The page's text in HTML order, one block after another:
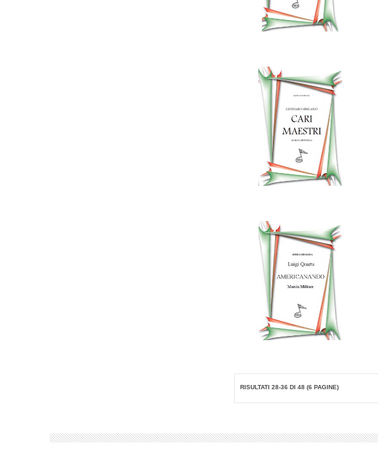
RISULTATI 28-36 DI 48 (6 PAGINE)